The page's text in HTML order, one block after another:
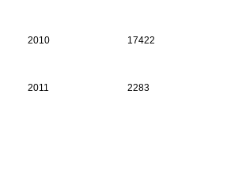
2010 17422
2011 2283